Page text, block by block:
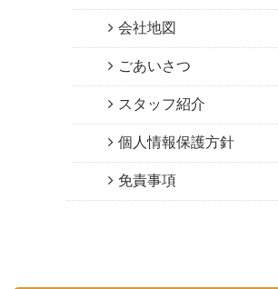
会社地図
ごあいさつ
スタッフ紹介
個人情報保護方針
免責事項